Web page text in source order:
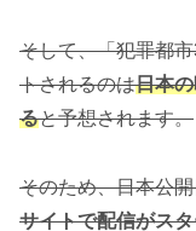
そして、「犯罪都
トされるのは日本
ると予想されます。
そのため、日本公
サイトで配信がス